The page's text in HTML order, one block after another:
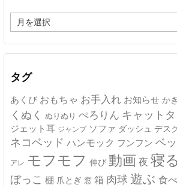
ー
カ
イ
タグ
あくび おもちゃ お手入れ お知らせ か
くぬく ぬりぬり ぺろりん キャット
ジェット耳 ジャンプ ソファ ダッシュ デス
ネコベッド ハンモック フンフン ベ
アレ モフモフ 伸び 動画 夜 寝る
ぼっこ 棚 爪とぎ 窓 箱 肉球 遊ぶ 食